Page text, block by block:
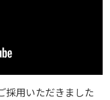
採用いただきました